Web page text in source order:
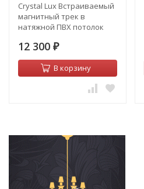
Crystal Lux Встраиваемый
магнитный трек в
натяжной ПВХ потолок
L3000 BL
12 300 ₽
В корзину